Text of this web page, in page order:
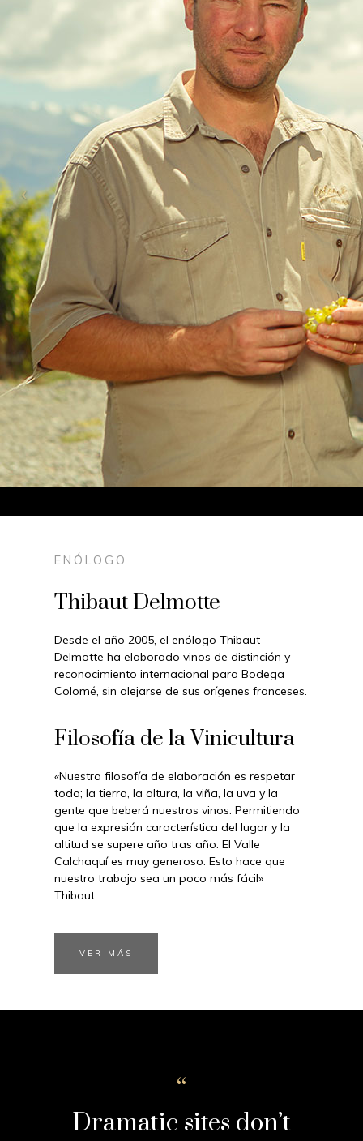
ENÓLOGO
Thibaut Delmotte
Desde el año 2005, el enólogo Thibaut
Delmotte ha elaborado vinos de distinción y
reconocimiento internacional para Bodega
Colomé, sin alejarse de sus orígenes franceses.
Filosofía de la Vinicultura
«Nuestra filosofía de elaboración es respetar
todo; la tierra, la altura, la viña, la uva y la
gente que beberá nuestros vinos. Permitiendo
que la expresión característica del lugar y la
altitud se supere año tras año. El Valle
Calchaquí es muy generoso. Esto hace que
nuestro trabajo sea un poco más fácil»
Thibaut.
VER MÁS
Dramatic sites don’t